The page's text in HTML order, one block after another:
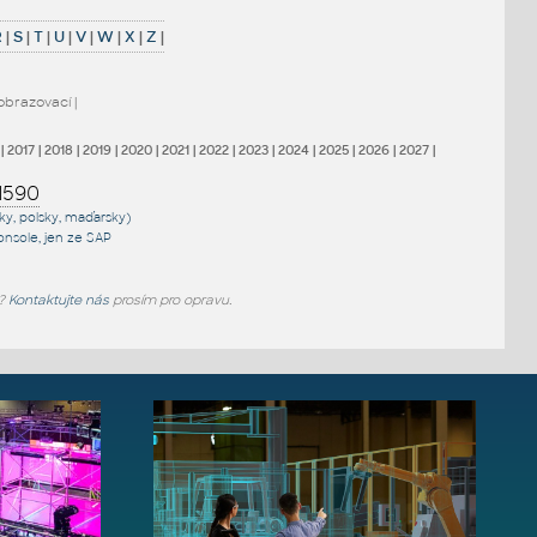
|S|T| U|V|W|X |Z |
|
2017| 2018 | 2019| 2020| 2021| 2022| 2023| 2024| 2025| 2026| 2027|
polsky, maďarsky)
, jenze SAP
Kontaktujte násprosím pro opravu.